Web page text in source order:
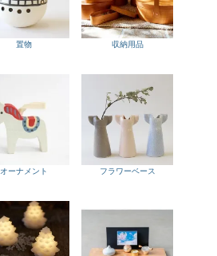
置物 収納用品
オーナメント フラワーベース